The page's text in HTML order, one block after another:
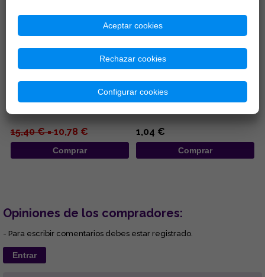
INCENSARIO MADERA
15,40 € =10,78 €
Comprar
INCENSARIOS DE MADERA 25,5
1,04 €
Comprar
Opiniones de los compradores:
- Para escribir comentarios debes estar registrado.
Entrar
Aceptar cookies
Rechazar cookies
Configurar cookies